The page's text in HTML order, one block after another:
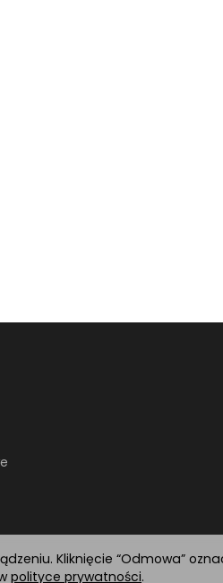
Kliknięcie “Odmowa”
polityce prywatności.